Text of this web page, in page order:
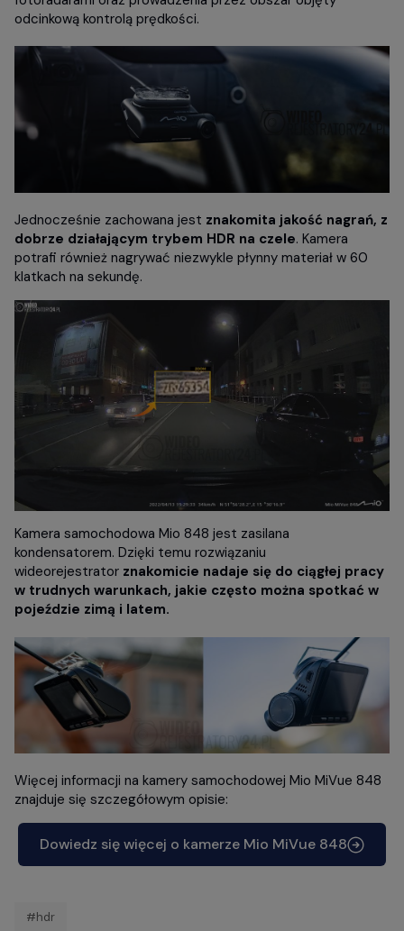
odcinkową kontrolą prędkości.
Jednocześnie zachowana jest znakomita jakość nagrań, z
dobrze działającym trybem HDR na czele. Kamera
potrafi również nagrywać niezwykle płynny materiał w 60
klatkach na sekundę.
Kamera samochodowa Mio 848 jest zasilana
kondensatorem. Dzięki temu rozwiązaniu
wideorejestrator znakomicie nadaje się do ciągłej pracy
w trudnych warunkach, jakie często można spotkać w
pojeździe zimą i latem.
Więcej informacji na kamery samochodowej Mio MiVue 848
znajduje się szczegółowym opisie:
Dowiedz się więcej o kamerze Mio MiVue 848
#hdr